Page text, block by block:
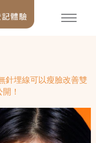
針埋線可以瘦臉改善雙
！